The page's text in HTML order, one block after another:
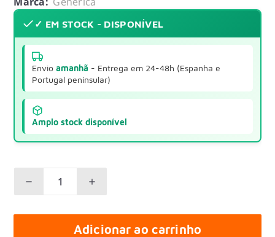
✓ EM STOCK - DISPONÍVEL
Envioamanhã - Entrega em 24-48h (Espanha e
Portugal peninsular)
Amplo stock disponível
Adicionar ao carrinho